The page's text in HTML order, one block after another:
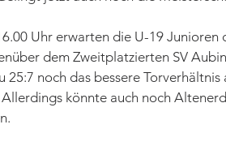
Uhr erwarten die U-19
dem Zweitplatzierten SV
25:7 noch das bessere
könnte auch noch